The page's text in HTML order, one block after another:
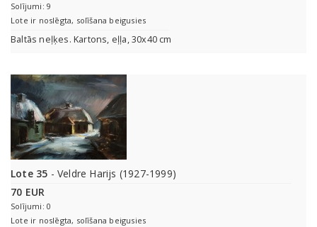
Solījumi: 9
Lote ir noslēgta, solīšana beigusies
Baltās neļķes. Kartons, eļļa, 30x40 cm
Lote 35 - Veldre Harijs (1927-1999)
70 EUR
Solījumi: 0
Lote ir noslēgta, solīšana beigusies